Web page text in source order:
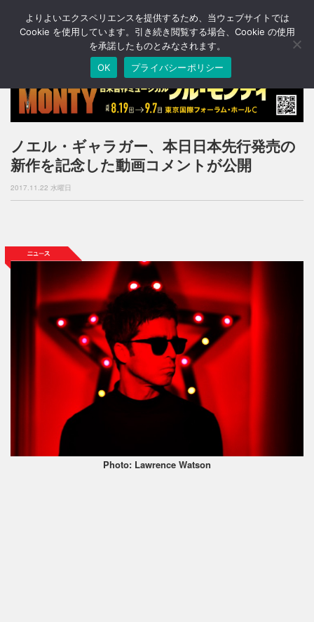
T
o
n
a
v
i
g
o
ノエル・ギャラガー、本日日本先行発売の
新作を記念した動画コメントが公開
2017.11.22 水曜日
Photo: Lawrence Watson
よりよいエクスペリエンスを提供するため、当ウェブサイトでは
Cookie を使用しています。引き続き閲覧する場合、Cookie の使用
を承諾したものとみなされます。
OK
プライバシーポリシー